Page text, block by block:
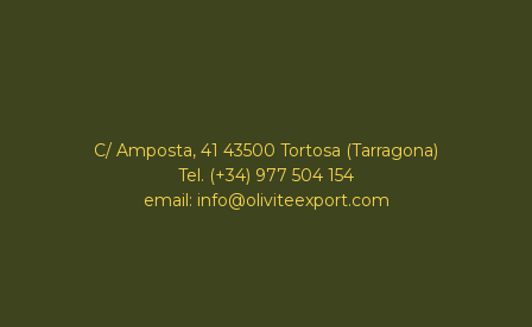
C/ Amposta, 41 43500 Tortosa (Tarragona)
Tel. (+34) 977 504 154
email: info@oliviteexport.com